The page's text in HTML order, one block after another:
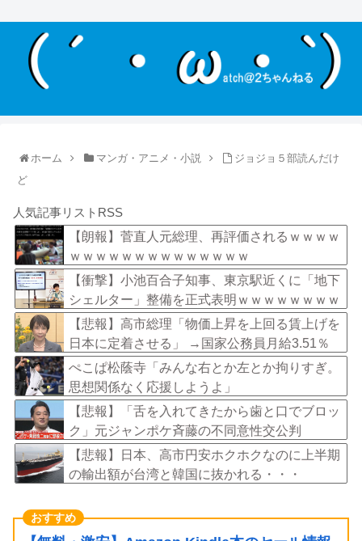
ホーム マンガ・アニメ・小説
ジョジョ５部読んだけ
ど
人気記事リストRSS
【朗報】菅直人元総理、再評価されるｗｗｗｗ
ｗｗｗｗｗｗｗｗｗｗｗｗｗｗ
【衝撃】小池百合子知事、東京駅近くに「地下
シェルター」整備を正式表明ｗｗｗｗｗｗｗｗ
ｗ
【悲報】高市総理「物価上昇を上回る賃上げを
日本に定着させる」 →国家公務員月給3.51％
増へ 地方公務員も追随する見通し
ぺこぱ松蔭寺「みんな右とか左とか拘りすぎ。
思想関係なく応援しようよ」
【悲報】「舌を入れてきたから歯と口でブロッ
ク」元ジャンポケ斉藤の不同意性交公判
【悲報】日本、高市円安ホクホクなのに上半期
の輸出額が台湾と韓国に抜かれる・・・